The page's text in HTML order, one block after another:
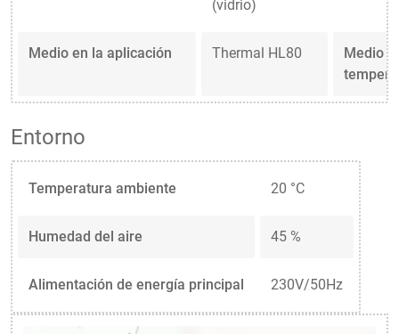
(vidrio)
Medio en la aplicación Thermal HL80
Medio
Entorno
Temperatura ambiente 20 °C
Humedad del aire 45 %
Alimentación de energía principal 230V/50Hz